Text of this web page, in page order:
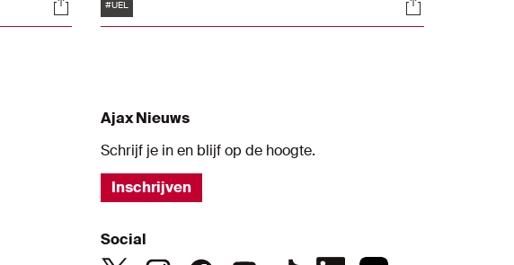
de
2016/2017, de jaargang waarin de club de
finale bereikte. Tijd voor mooie acties en
#UEL
Ajax Nieuws
Schrijf je in en blijf op de hoogte.
Inschrijven
Social